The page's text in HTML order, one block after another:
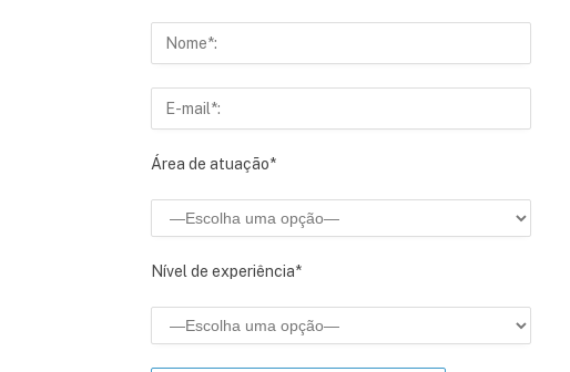
Área de atuação*
Nível de experiência*